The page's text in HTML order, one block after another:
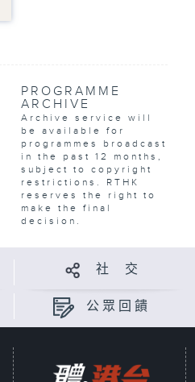
PROGRAMME
ARCHIVE
Archive service will
be available for
programmes broadcast
in the past 12 months,
subject to copyright
restrictions. RTHK
reserves the right to
make the final
decision.
社 交
公眾回饋